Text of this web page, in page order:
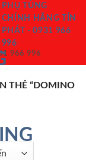
PHỤ TÙNG
CHÍNH HÃNG TÍN
PHÁT - 0931 966
996
966 996
THẺ “DOMINO